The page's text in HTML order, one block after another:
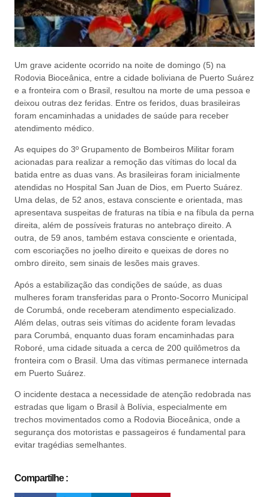
Um grave acidente ocorrido na noite de domingo (5) na
Rodovia Bioceânica, entre a cidade boliviana de Puerto Suárez
e a fronteira com o Brasil, resultou na morte de uma pessoa e
deixou outras dez feridas. Entre os feridos, duas brasileiras
foram encaminhadas a unidades de saúde para receber
atendimento médico.
As equipes do 3º Grupamento de Bombeiros Militar foram
acionadas para realizar a remoção das vítimas do local da
batida entre as duas vans. As brasileiras foram inicialmente
atendidas no Hospital San Juan de Dios, em Puerto Suárez.
Uma delas, de 52 anos, estava consciente e orientada, mas
apresentava suspeitas de fraturas na tíbia e na fíbula da perna
direita, além de possíveis fraturas no antebraço direito. A
outra, de 59 anos, também estava consciente e orientada,
com escoriações no joelho direito e queixas de dores no
ombro direito, sem sinais de lesões mais graves.
Após a estabilização das condições de saúde, as duas
mulheres foram transferidas para o Pronto-Socorro Municipal
de Corumbá, onde receberam atendimento especializado.
Além delas, outras seis vítimas do acidente foram levadas
para Corumbá, enquanto duas foram encaminhadas para
Roboré, uma cidade situada a cerca de 200 quilômetros da
fronteira com o Brasil. Uma das vítimas permanece internada
em Puerto Suárez.
O incidente destaca a necessidade de atenção redobrada nas
estradas que ligam o Brasil à Bolívia, especialmente em
trechos movimentados como a Rodovia Bioceânica, onde a
segurança dos motoristas e passageiros é fundamental para
evitar tragédias semelhantes.
Compartilhe :